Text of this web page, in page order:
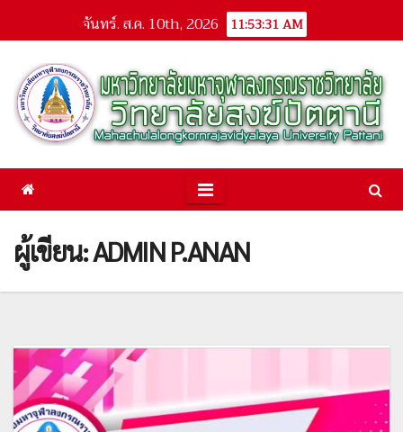
จันทร์. ส.ค. 10th, 2026 11:53:31 AM
ผู้เขียน:ADMIN P.ANAN